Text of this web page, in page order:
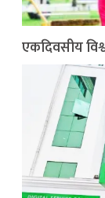
एकदिवसीय